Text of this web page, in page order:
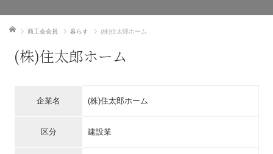
ホーム 商工会会員 暮らす (株)住太郎ホーム
(株)住太郎ホーム
企業名 (株)住太郎ホーム
区分 建設業